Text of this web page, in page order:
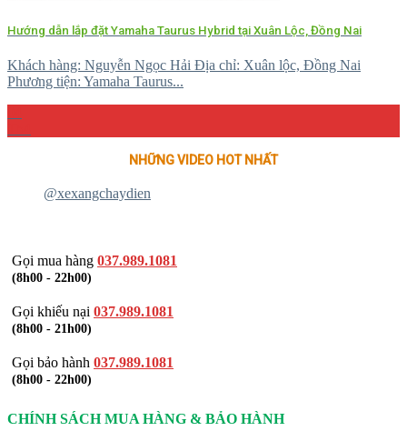
Hướng dẫn lắp đặt Yamaha Taurus Hybrid tại Xuân Lộc, Đồng Nai
Khách hàng: Nguyễn Ngọc Hải Địa chỉ: Xuân lộc, Đồng Nai
Phương tiện: Yamaha Taurus...
NHỮNG VIDEO HOT NHẤT
@xexangchaydien
Gọi mua hàng 037.989.1081
(8h00 - 22h00)
Gọi khiếu nại 037.989.1081
(8h00 - 21h00)
Gọi bảo hành 037.989.1081
(8h00 - 22h00)
CHÍNH SÁCH MUA HÀNG & BẢO HÀNH